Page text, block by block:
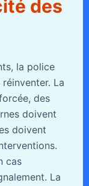
des
la police
La
des
doivent
doivent
cas
La